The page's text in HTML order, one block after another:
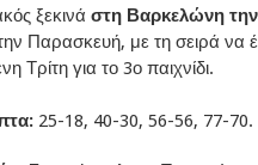
ξεκινά στη Βαρκελώνη
την Παρασκευή, με τη σειρά να
Τρίτη για το 3ο παιχνίδι.
25-18, 40-30, 56-56, 77-70.